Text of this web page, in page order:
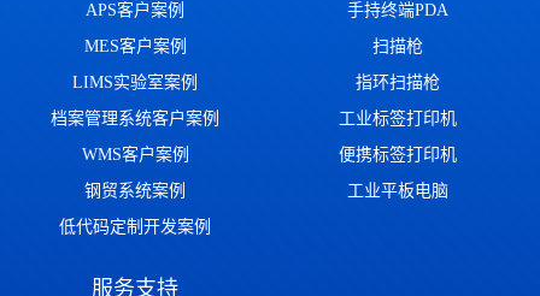
APS客户案例
MES客户案例
LIMS实验室案例
档案管理系统客户案例
WMS客户案例
钢贸系统案例
低代码定制开发案例
手持终端PDA
扫描枪
指环扫描枪
工业标签打印机
便携标签打印机
工业平板电脑
服务支持